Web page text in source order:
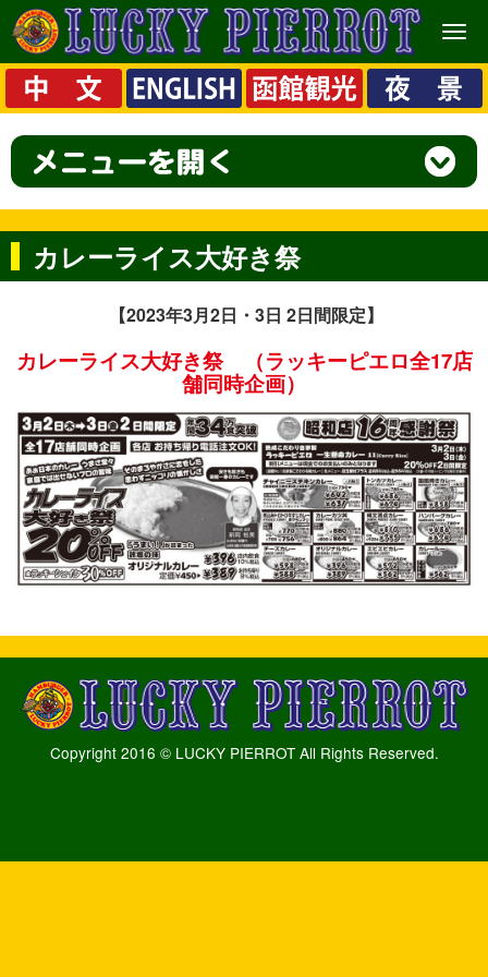
メ
ニ
ュ
ー
カレーライス大好き祭
【2023年3月2日・3日 2日間限定】
カレーライス大好き祭 （ラッキーピエロ全17店
舗同時企画）
Copyright 2016 © LUCKY PIERROT All Rights Reserved.